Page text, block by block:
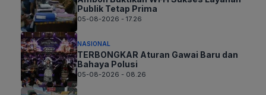
Publik Tetap Prima
05-08-2026 - 17.26
NASIONAL
TERBONGKAR Aturan Gawai Baru dan
Bahaya Polusi
05-08-2026 - 08.26